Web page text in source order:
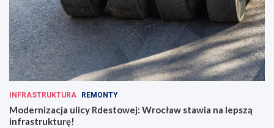
INFRASTRUKTURA REMONTY
Modernizacja ulicy Rdestowej: Wrocław stawia na lepszą
infrastrukturę!